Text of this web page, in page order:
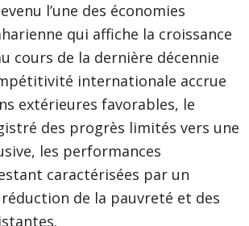
l’une des économies
qui affiche la croissance
cours de la dernière décennie
internationale accrue
extérieures favorables, le
des progrès limités vers une
les performances
caractérisées par un
de la pauvreté et des